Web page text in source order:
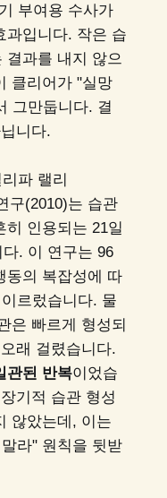
부여용 수사가
과입니다. 작은 습
결과를 내지 않으
클리어가 "실망
그만둡니다. 결
니다.
파 랠리
구(2010)는 습관
히 인용되는 21일
. 이 연구는 96
동의 복잡성에 따
르렀습니다. 물
은 빠르게 형성되
래 걸렸습니다.
관된 반복이었습
기적 습관 형성
않았는데, 이는
라" 원칙을 뒷받